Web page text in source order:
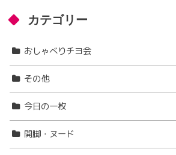
カテゴリー
おしゃべりチヨ会
その他
今日の一枚
開脚・ヌード